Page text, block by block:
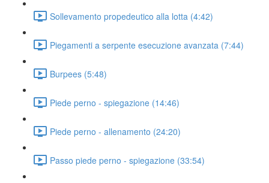
Sollevamento propedeutico alla lotta (4:42)
Piegamenti a serpente esecuzione avanzata (7:44)
Burpees (5:48)
Piede perno - spiegazione (14:46)
Piede perno - allenamento (24:20)
Passo piede perno - spiegazione (33:54)